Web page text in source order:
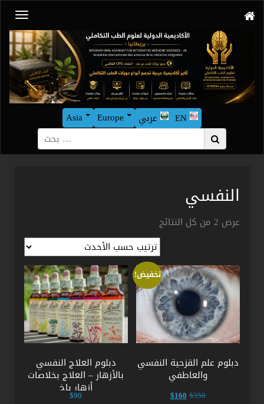
Asia Europe EN
بحث
النفسي
عرض ⁦2⁩ من كل النتائج
الفرز
حسب
الأحدث
تخفيض!
دبلوم علم القزحية النفسي
والعاطفي
$350 السعر
$160 السعر
دبلوم العلاج النفسي
بالأزهار – العلاج بخلاصات
أزهار باخ
$90